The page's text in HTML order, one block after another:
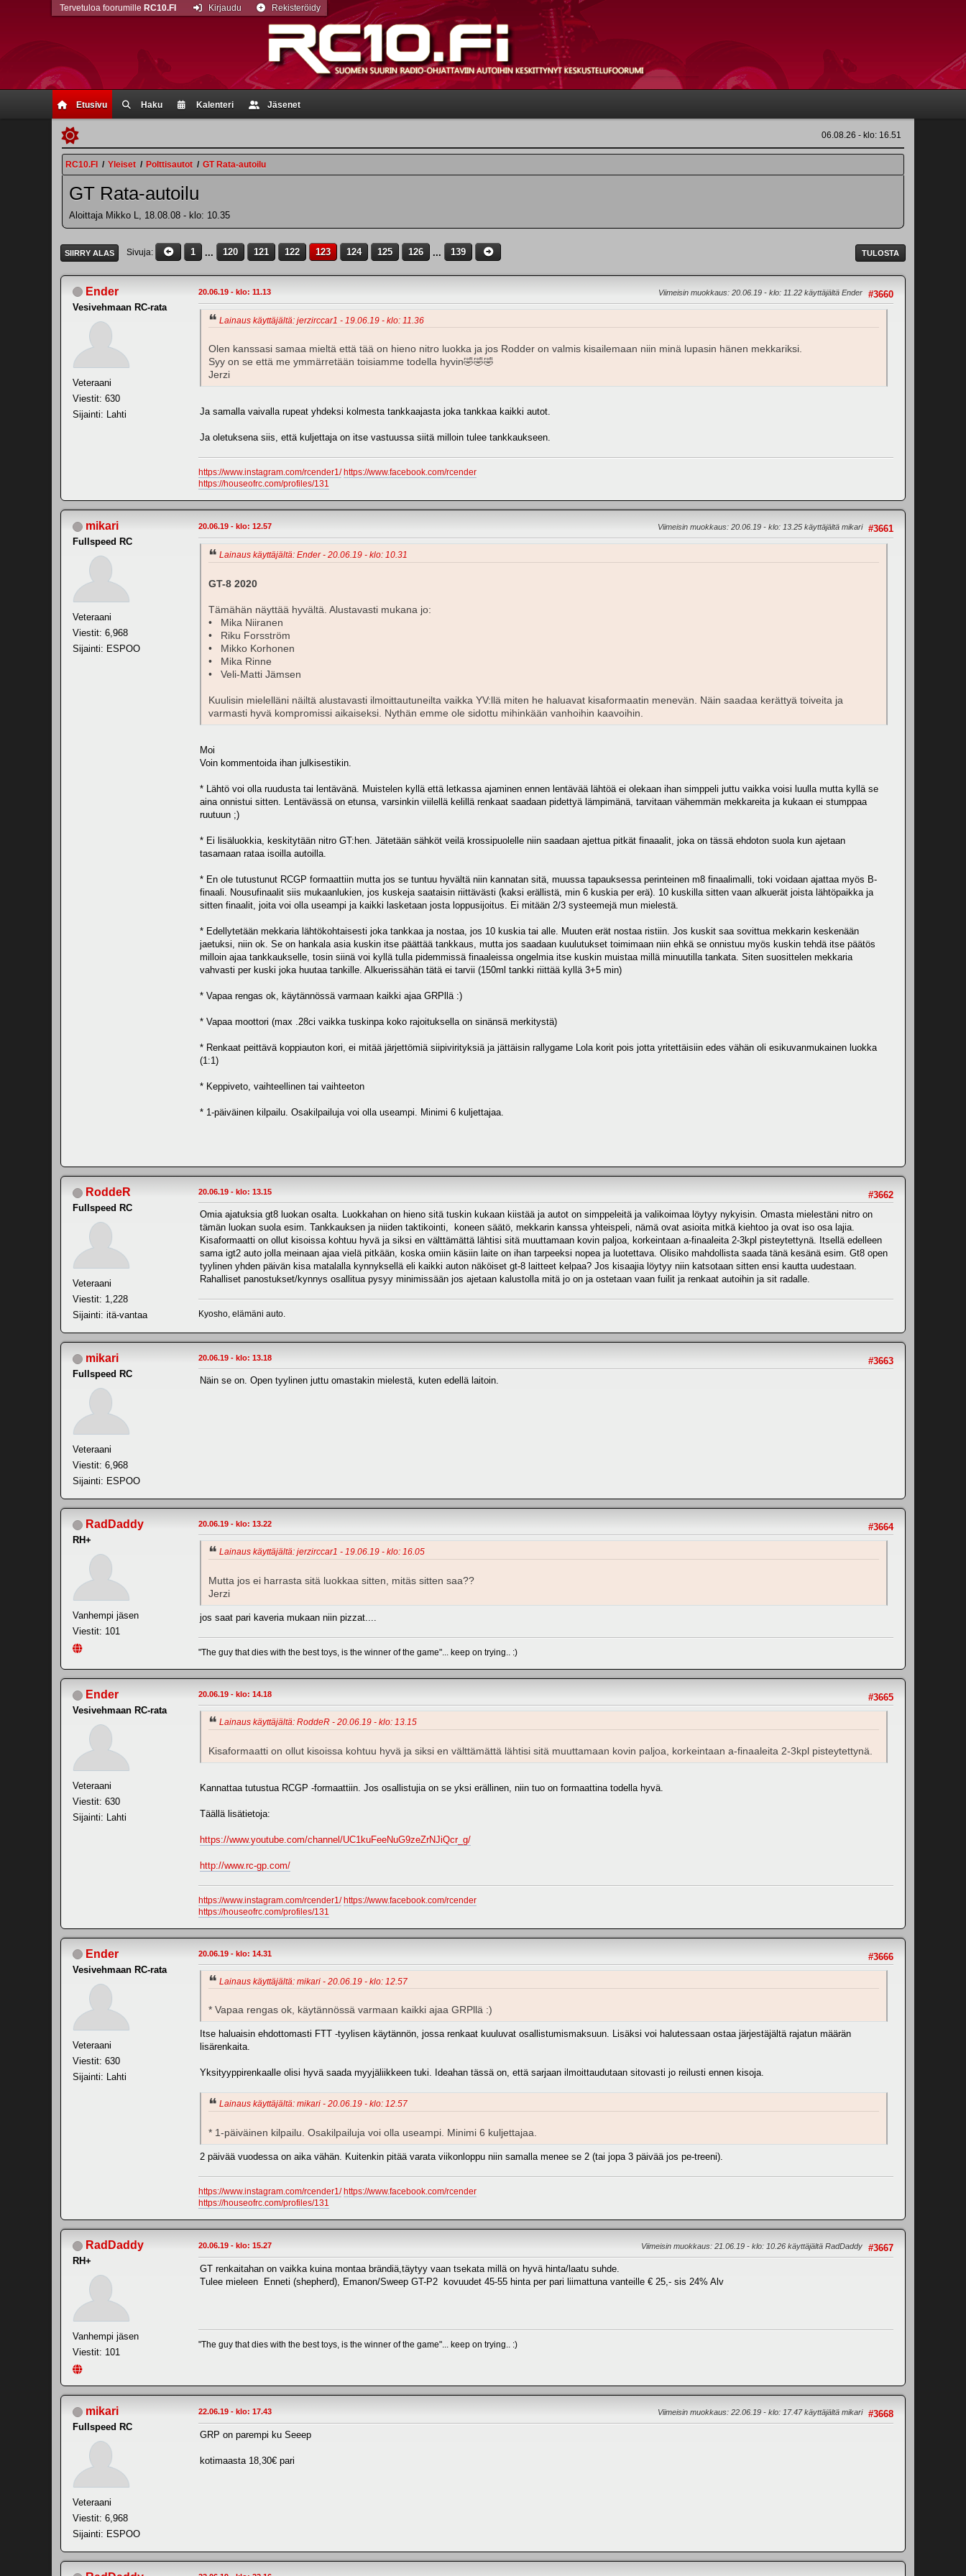
Etusivu Haku Kalenteri Jäsenet
Tervetuloa foorumille RC10.FI Kirjaudu Rekisteröidy
06.08.26 - klo: 16.51
RC10.FI / Yleiset / Polttisautot / GT Rata-autoilu
GT Rata-autoilu
Aloittaja Mikko L, 18.08.08 - klo: 10.35
TULOSTA
SIIRRY ALAS Sivuja 1 ... 120 121 122 123 124 125 126 ... 139
Ender
Vesivehmaan RC-rata
Veteraani
Viestit: 630
Sijainti: Lahti
#3660
20.06.19 - klo: 11.13 Viimeisin muokkaus: 20.06.19 - klo: 11.22 käyttäjältä Ender
Lainaus käyttäjältä: jerzirccar1 - 19.06.19 - klo: 11.36
Olen kanssasi samaa mieltä että tää on hieno nitro luokka ja jos Rodder on valmis kisailemaan niin minä lupasin hänen mekkariksi.
Syy on se että me ymmärretään toisiamme todella hyvin🤣🤣🤣
Jerzi
Ja samalla vaivalla rupeat yhdeksi kolmesta tankkaajasta joka tankkaa kaikki autot.
Ja oletuksena siis, että kuljettaja on itse vastuussa siitä milloin tulee tankkaukseen.
https://www.instagram.com/rcender1/ https://www.facebook.com/rcender
https://houseofrc.com/profiles/131
mikari
Fullspeed RC
Veteraani
Viestit: 6,968
Sijainti: ESPOO
#3661
20.06.19 - klo: 12.57 Viimeisin muokkaus: 20.06.19 - klo: 13.25 käyttäjältä mikari
Lainaus käyttäjältä: Ender - 20.06.19 - klo: 10.31
GT-8 2020
Tämähän näyttää hyvältä. Alustavasti mukana jo:
• Mika Niiranen
• Riku Forsström
• Mikko Korhonen
• Mika Rinne
• Veli-Matti Jämsen
Kuulisin mielelläni näiltä alustavasti ilmoittautuneilta vaikka YV:llä miten he haluavat kisaformaatin menevän. Näin saadaa kerättyä toiveita ja
varmasti hyvä kompromissi aikaiseksi. Nythän emme ole sidottu mihinkään vanhoihin kaavoihin.
Moi
Voin kommentoida ihan julkisestikin.
* Lähtö voi olla ruudusta tai lentävänä. Muistelen kyllä että letkassa ajaminen ennen lentävää lähtöä ei olekaan ihan simppeli juttu vaikka voisi luulla mutta kyllä se
aina onnistui sitten. Lentävässä on etunsa, varsinkin viilellä kelillä renkaat saadaan pidettyä lämpimänä, tarvitaan vähemmän mekkareita ja kukaan ei stumppaa
ruutuun ;)
* Ei lisäluokkia, keskitytään nitro GT:hen. Jätetään sähköt veilä krossipuolelle niin saadaan ajettua pitkät finaaalit, joka on tässä ehdoton suola kun ajetaan
tasamaan rataa isoilla autoilla.
* En ole tutustunut RCGP formaattiin mutta jos se tuntuu hyvältä niin kannatan sitä, muussa tapauksessa perinteinen m8 finaalimalli, toki voidaan ajattaa myös B-
finaali. Nousufinaalit siis mukaanlukien, jos kuskeja saataisin riittävästi (kaksi erällistä, min 6 kuskia per erä). 10 kuskilla sitten vaan alkuerät joista lähtöpaikka ja
sitten finaalit, joita voi olla useampi ja kaikki lasketaan josta loppusijoitus. Ei mitään 2/3 systeemejä mun mielestä.
* Edellytetään mekkaria lähtökohtaisesti joka tankkaa ja nostaa, jos 10 kuskia tai alle. Muuten erät nostaa ristiin. Jos kuskit saa sovittua mekkarin keskenään
jaetuksi, niin ok. Se on hankala asia kuskin itse päättää tankkaus, mutta jos saadaan kuulutukset toimimaan niin ehkä se onnistuu myös kuskin tehdä itse päätös
milloin ajaa tankkaukselle, tosin siinä voi kyllä tulla pidemmissä finaaleissa ongelmia itse kuskin muistaa millä minuutilla tankata. Siten suosittelen mekkaria
vahvasti per kuski joka huutaa tankille. Alkuerissähän tätä ei tarvii (150ml tankki riittää kyllä 3+5 min)
* Vapaa rengas ok, käytännössä varmaan kaikki ajaa GRPllä :)
* Vapaa moottori (max .28ci vaikka tuskinpa koko rajoituksella on sinänsä merkitystä)
* Renkaat peittävä koppiauton kori, ei mitää järjettömiä siipivirityksiä ja jättäisin rallygame Lola korit pois jotta yritettäisiin edes vähän oli esikuvanmukainen luokka
(1:1)
* Keppiveto, vaihteellinen tai vaihteeton
* 1-päiväinen kilpailu. Osakilpailuja voi olla useampi. Minimi 6 kuljettajaa.
RoddeR
Fullspeed RC
Veteraani
Viestit: 1,228
Sijainti: itä-vantaa
#3662
20.06.19 - klo: 13.15
Omia ajatuksia gt8 luokan osalta. Luokkahan on hieno sitä tuskin kukaan kiistää ja autot on simppeleitä ja valikoimaa löytyy nykyisin. Omasta mielestäni nitro on
tämän luokan suola esim. Tankkauksen ja niiden taktikointi, koneen säätö, mekkarin kanssa yhteispeli, nämä ovat asioita mitkä kiehtoo ja ovat iso osa lajia.
Kisaformaatti on ollut kisoissa kohtuu hyvä ja siksi en välttämättä lähtisi sitä muuttamaan kovin paljoa, korkeintaan a-finaaleita 2-3kpl pisteytettynä. Itsellä edelleen
sama igt2 auto jolla meinaan ajaa vielä pitkään, koska omiin käsiin laite on ihan tarpeeksi nopea ja luotettava. Olisiko mahdollista saada tänä kesänä esim. Gt8 open
tyylinen yhden päivän kisa matalalla kynnyksellä eli kaikki auton näköiset gt-8 laitteet kelpaa? Jos kisaajia löytyy niin katsotaan sitten ensi kautta uudestaan.
Rahalliset panostukset/kynnys osallitua pysyy minimissään jos ajetaan kalustolla mitä jo on ja ostetaan vaan fuilit ja renkaat autoihin ja sit radalle.
Kyosho, elämäni auto.
mikari
Fullspeed RC
Veteraani
Viestit: 6,968
Sijainti: ESPOO
#3663
20.06.19 - klo: 13.18
Näin se on. Open tyylinen juttu omastakin mielestä, kuten edellä laitoin.
RadDaddy
RH+
Vanhempi jäsen
Viestit: 101
#3664
20.06.19 - klo: 13.22
Lainaus käyttäjältä: jerzirccar1 - 19.06.19 - klo: 16.05
Mutta jos ei harrasta sitä luokkaa sitten, mitäs sitten saa??
Jerzi
jos saat pari kaveria mukaan niin pizzat....
"The guy that dies with the best toys, is the winner of the game"... keep on trying.. :)
Ender
Vesivehmaan RC-rata
Veteraani
Viestit: 630
Sijainti: Lahti
#3665
20.06.19 - klo: 14.18
Lainaus käyttäjältä: RoddeR - 20.06.19 - klo: 13.15
Kisaformaatti on ollut kisoissa kohtuu hyvä ja siksi en välttämättä lähtisi sitä muuttamaan kovin paljoa, korkeintaan a-finaaleita 2-3kpl pisteytettynä.
Kannattaa tutustua RCGP -formaattiin. Jos osallistujia on se yksi erällinen, niin tuo on formaattina todella hyvä.
Täällä lisätietoja:
https://www.youtube.com/channel/UC1kuFeeNuG9zeZrNJiQcr_g/
http://www.rc-gp.com/
https://www.instagram.com/rcender1/ https://www.facebook.com/rcender
https://houseofrc.com/profiles/131
Ender
Vesivehmaan RC-rata
Veteraani
Viestit: 630
Sijainti: Lahti
#3666
20.06.19 - klo: 14.31
Lainaus käyttäjältä: mikari - 20.06.19 - klo: 12.57
* Vapaa rengas ok, käytännössä varmaan kaikki ajaa GRPllä :)
Itse haluaisin ehdottomasti FTT -tyylisen käytännön, jossa renkaat kuuluvat osallistumismaksuun. Lisäksi voi halutessaan ostaa järjestäjältä rajatun määrän
lisärenkaita.
Yksityyppirenkaalle olisi hyvä saada myyjäliikkeen tuki. Ideahan tässä on, että sarjaan ilmoittaudutaan sitovasti jo reilusti ennen kisoja.
Lainaus käyttäjältä: mikari - 20.06.19 - klo: 12.57
* 1-päiväinen kilpailu. Osakilpailuja voi olla useampi. Minimi 6 kuljettajaa.
2 päivää vuodessa on aika vähän. Kuitenkin pitää varata viikonloppu niin samalla menee se 2 (tai jopa 3 päivää jos pe-treeni).
https://www.instagram.com/rcender1/ https://www.facebook.com/rcender
https://houseofrc.com/profiles/131
RadDaddy
RH+
Vanhempi jäsen
Viestit: 101
#3667
20.06.19 - klo: 15.27 Viimeisin muokkaus: 21.06.19 - klo: 10.26 käyttäjältä RadDaddy
GT renkaitahan on vaikka kuina montaa brändiä,täytyy vaan tsekata millä on hyvä hinta/laatu suhde.
Tulee mieleen Enneti (shepherd), Emanon/Sweep GT-P2 kovuudet 45-55 hinta per pari liimattuna vanteille € 25,- sis 24% Alv
"The guy that dies with the best toys, is the winner of the game"... keep on trying.. :)
mikari
Fullspeed RC
Veteraani
Viestit: 6,968
Sijainti: ESPOO
#3668
22.06.19 - klo: 17.43 Viimeisin muokkaus: 22.06.19 - klo: 17.47 käyttäjältä mikari
GRP on parempi ku Seeep
kotimaasta 18,30€ pari